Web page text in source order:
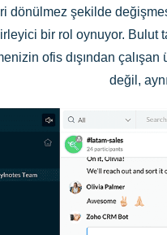
dönülmez şekilde
bir rol oynuyor. Bulut
ofis dışından
değil,